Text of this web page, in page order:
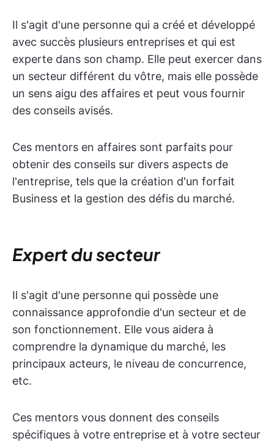
Il s'agit d'une personne qui a créé et développé
avec succès plusieurs entreprises et qui est
experte dans son champ. Elle peut exercer dans
un secteur différent du vôtre, mais elle possède
un sens aigu des affaires et peut vous fournir
des conseils avisés.
Ces mentors en affaires sont parfaits pour
obtenir des conseils sur divers aspects de
l'entreprise, tels que la création d'un forfait
Business et la gestion des défis du marché.
Expert du secteur
Il s'agit d'une personne qui possède une
connaissance approfondie d'un secteur et de
son fonctionnement. Elle vous aidera à
comprendre la dynamique du marché, les
principaux acteurs, le niveau de concurrence,
etc.
Ces mentors vous donnent des conseils
spécifiques à votre entreprise et à votre secteur